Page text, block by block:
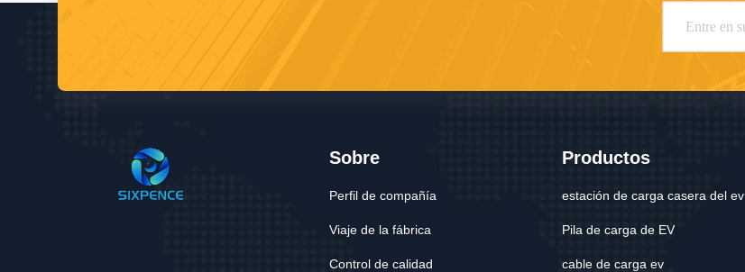
Sobre
Perfil de compañía
Viaje de la fábrica
Control de calidad
Productos
estación de carga casera del ev
Pila de carga de EV
cable de carga ev